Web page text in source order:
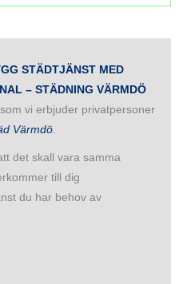
STÄDTJÄNST MED
– STÄDNING VÄRMDÖ
vi erbjuder privatpersoner
Värmdö.
det skall vara samma
till dig
du har behov av